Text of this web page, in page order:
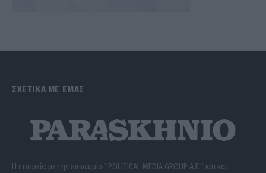
ΣΧΕΤΙΚΑ ΜΕ ΕΜΑΣ
Η εταιρεία με την επωνυμία “POLITICAL MEDIA GROUP A.E.” και κατ’